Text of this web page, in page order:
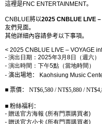
這裡是FNC ENTERTAINMENT。
CNBLUE將以2025 CNBLUE LIVE
友們見面。
其他詳細內容請參考以下事項。
< 2025 CNBLUE LIVE – VOYAGE
- 演出日期： 2025年3月 8日（週六）
- 演出時間：下午5點（當地時間）
- 演出場地： Kaohsiung Music
■ 票價： NT$6,580 / NT$5,880 /
■ 粉絲福利：
- 贈送官方海報 (所有門票購買者)
- 贈送官方小卡 (所有門票購買者)